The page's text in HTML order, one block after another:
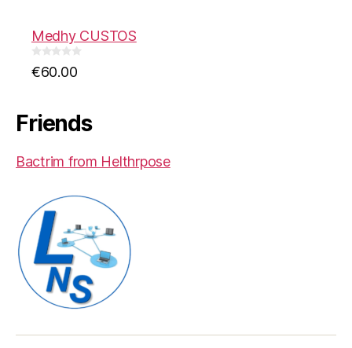
f
5Medhy CUSTOS
0
o
5
€60.00
Friends
Bactrim from Helthrpose